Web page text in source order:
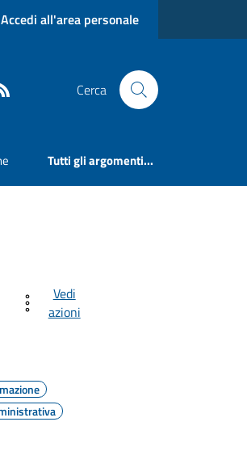
Accedi all'area personale
Cerca
Tutti gli argomenti...
Vedi
azioni